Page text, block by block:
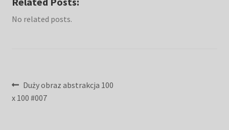
No related posts.
Nawigacja
wpisu
Poprzedni
wpis:
Duży obraz abstrakcja 100
x 100 #007